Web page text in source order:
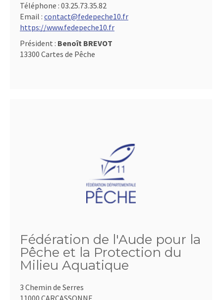
Téléphone : 03.25.73.35.82
Email : contact@fedepeche10.fr
https://www.fedepeche10.fr
Président : Benoît BREVOT
13300 Cartes de Pêche
Fédération de l'Aude pour la
Pêche et la Protection du
Milieu Aquatique
3 Chemin de Serres
11000 CARCASSONNE